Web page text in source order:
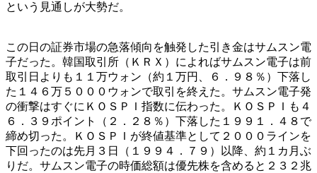
という見通しが大勢だ。
この日の証券市場の急落傾向を触発した引き金はサムスン電
子だった。韓国取引所（ＫＲＸ）によればサムスン電子は前
取引日よりも１１万ウォン（約１万円、６．９８％）下落し
た１４６万５０００ウォンで取引を終えた。サムスン電子発
の衝撃はすぐにＫＯＳＰＩ指数に伝わった。ＫＯＳＰＩも４
６．３９ポイント（２．２８％）下落した１９９１．４８で
締め切った。ＫＯＳＰＩが終値基準として２０００ラインを
下回ったのは先月３日（１９９４．７９）以降、約１カ月ぶ
りだ。サムスン電子の時価総額は優先株を含めると２３２兆